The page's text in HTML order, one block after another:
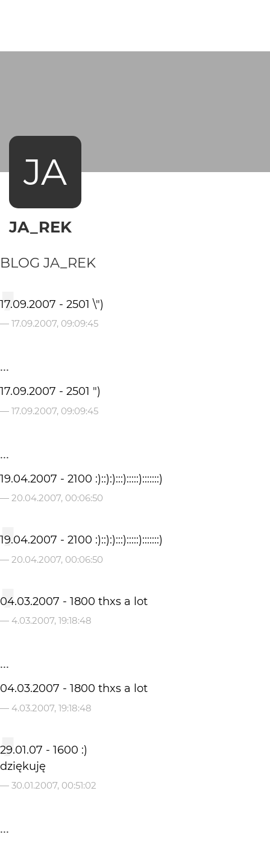
JA
JA_REK
BLOG JA_REK
17.09.2007 - 2501 \")
— 17.09.2007, 09:09:45
...
17.09.2007 - 2501 ")
— 17.09.2007, 09:09:45
...
19.04.2007 - 2100 :)::):):::):::::):::::::)
— 20.04.2007, 00:06:50
19.04.2007 - 2100 :)::):):::):::::):::::::)
— 20.04.2007, 00:06:50
04.03.2007 - 1800 thxs a lot
— 4.03.2007, 19:18:48
...
04.03.2007 - 1800 thxs a lot
— 4.03.2007, 19:18:48
29.01.07 - 1600 :)
dziękuję
— 30.01.2007, 00:51:02
...